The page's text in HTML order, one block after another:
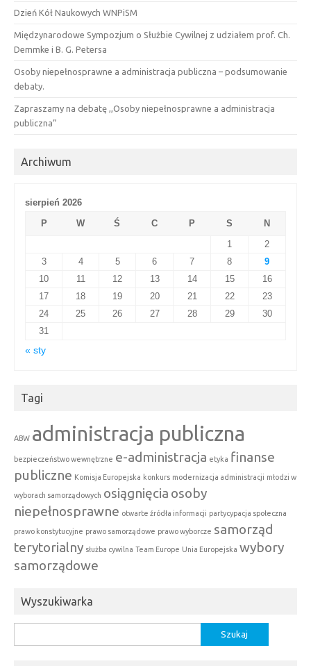
Dzień Kół Naukowych WNPiSM
Międzynarodowe Sympozjum o Służbie Cywilnej z udziałem prof. Ch.
Demmke i B. G. Petersa
Osoby niepełnosprawne a administracja publiczna – podsumowanie
debaty.
Zapraszamy na debatę ,,Osoby niepełnosprawne a administracja
publiczna”
Archiwum
sierpień 2026
P
W Ś C P S
N
1
2
3
4 5 6 7 8
9
10
11 12 13 14 15
16
17
18 19 20 21 22
23
24
25 26 27 28 29
30
31
« sty
Tagi
ABW administracja publiczna
bezpieczeństwo wewnętrzne e-administracja etyka finanse
publiczne Komisja Europejska konkurs modernizacja administracji młodzi w
wyborach samorządowych osiągnięcia osoby
niepełnosprawne otwarte źródła informacji partycypacja społeczna
prawo konstytucyjne prawo samorządowe prawo wyborcze samorząd
terytorialny służba cywilna Team Europe Unia Europejska wybory
samorządowe
Wyszukiwarka